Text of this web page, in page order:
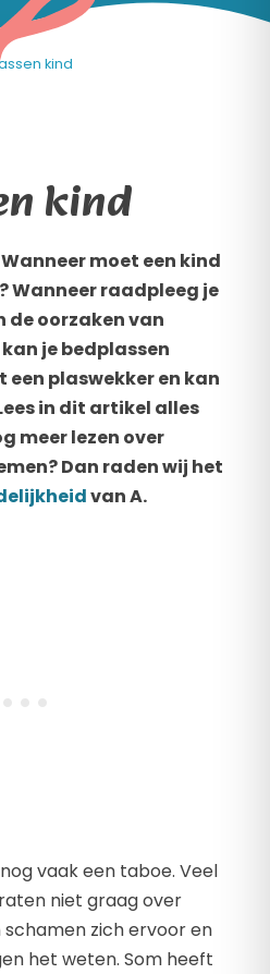
kind
kind
moet een kind
Wanneer raadpleeg je
de oorzaken van
je bedplassen
een plaswekker en kan
in dit artikel alles
meer lezen over
Dan raden wij het
van A.
vaak een taboe. Veel
niet graag over
schamen zich ervoor en
het weten. Som heeft